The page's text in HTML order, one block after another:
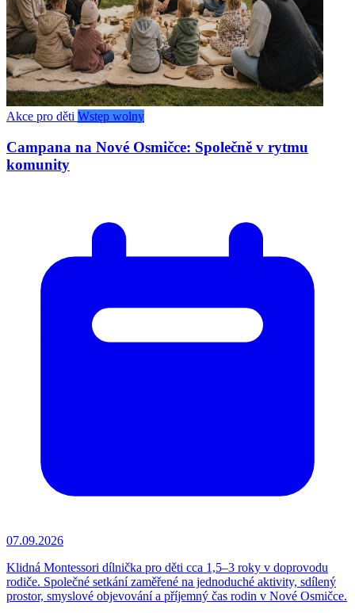
Akce pro děti Wstęp wolny
Campana na Nové Osmičce: Společně v rytmu
komunity
07.09.2026
Klidná Montessori dílnička pro děti cca 1,5–3 roky v doprovodu
rodiče. Společné setkání zaměřené na jednoduché aktivity, sdílený
prostor, smyslové objevování a příjemný čas rodin v Nové Osmičce.